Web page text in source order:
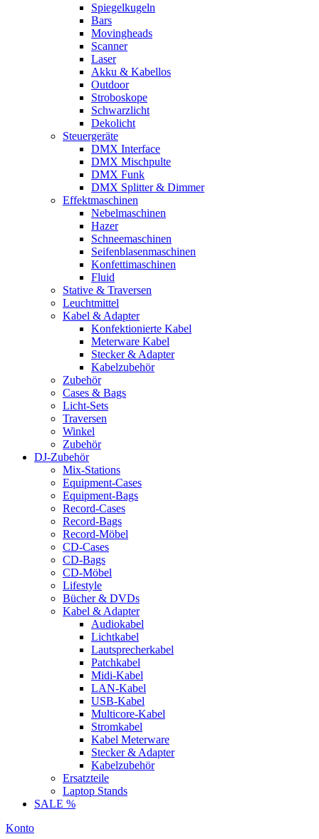
Spiegelkugeln
Bars
Movingheads
Scanner
Laser
Akku & Kabellos
Outdoor
Stroboskope
Schwarzlicht
Dekolicht
Steuergeräte
DMX Interface
DMX Mischpulte
DMX Funk
DMX Splitter & Dimmer
Effektmaschinen
Nebelmaschinen
Hazer
Schneemaschinen
Seifenblasenmaschinen
Konfettimaschinen
Fluid
Stative & Traversen
Leuchtmittel
Kabel & Adapter
Konfektionierte Kabel
Meterware Kabel
Stecker & Adapter
Kabelzubehör
Zubehör
Cases & Bags
Licht-Sets
Traversen
Winkel
Zubehör
DJ-Zubehör
Mix-Stations
Equipment-Cases
Equipment-Bags
Record-Cases
Record-Bags
Record-Möbel
CD-Cases
CD-Bags
CD-Möbel
Lifestyle
Bücher & DVDs
Kabel & Adapter
Audiokabel
Lichtkabel
Lautsprecherkabel
Patchkabel
Midi-Kabel
LAN-Kabel
USB-Kabel
Multicore-Kabel
Stromkabel
Kabel Meterware
Stecker & Adapter
Kabelzubehör
Ersatzteile
Laptop Stands
SALE %
Konto